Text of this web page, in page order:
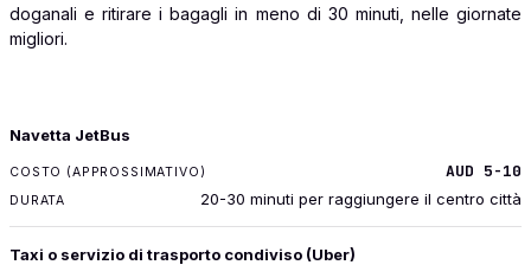
doganali e ritirare i bagagli in meno di 30 minuti, nelle giornate
migliori.
TRASPORTO
Navetta JetBus
AUD 5-10
20-30 minuti per raggiungere il centro città
Taxi o servizio di trasporto condiviso (Uber)